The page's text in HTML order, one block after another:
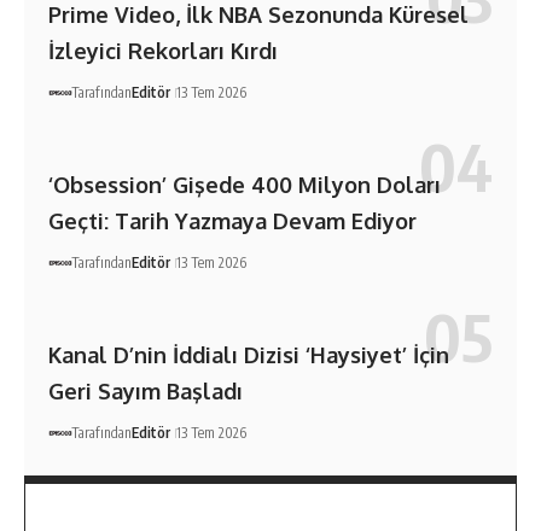
Prime Video, İlk NBA Sezonunda Küresel
İzleyici Rekorları Kırdı
TarafındanEditör 13 Tem 2026
‘Obsession’ Gişede 400 Milyon Doları
Geçti: Tarih Yazmaya Devam Ediyor
TarafındanEditör 13 Tem 2026
Kanal D’nin İddialı Dizisi ‘Haysiyet’ İçin
Geri Sayım Başladı
TarafındanEditör 13 Tem 2026